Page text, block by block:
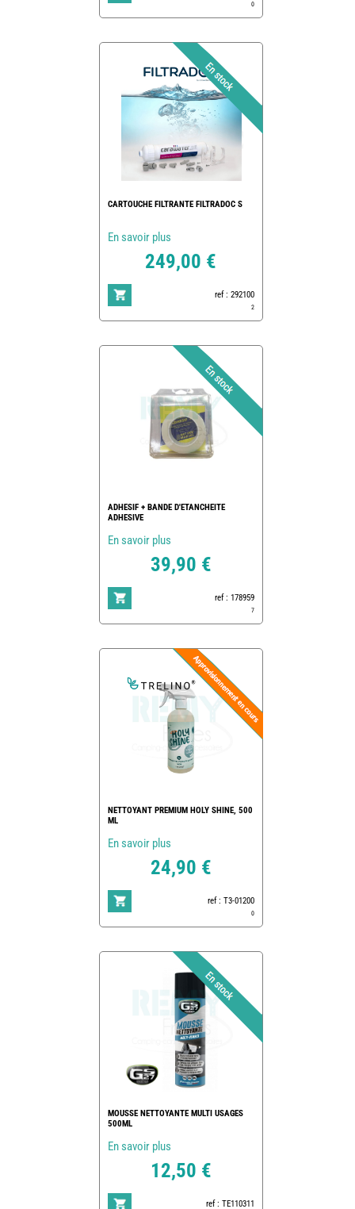
0
CARTOUCHE FILTRANTE FILTRADOC S
En savoir plus
249,00 €
ref : 292100
2
ADHESIF + BANDE D'ETANCHEITE
ADHESIVE
En savoir plus
39,90 €
ref : 178959
7
NETTOYANT PREMIUM HOLY SHINE, 500
ML
En savoir plus
24,90 €
ref : T3-01200
0
MOUSSE NETTOYANTE MULTI USAGES
500ML
En savoir plus
12,50 €
ref : TE110311